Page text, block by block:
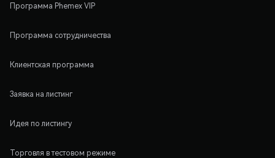
Программа Phemex VIP
Программа сотрудничества
Клиентская программа
Заявка на листинг
Идея по листингу
Торговля в тестовом режиме